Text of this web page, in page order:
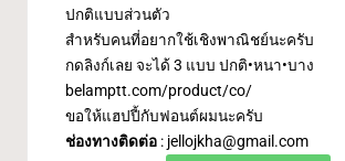
ปกติแบบส่วนตัว
สำหรับคนที่อยากใช้เชิงพาณิชย์นะครับ
กดลิงก์เลย จะได้ 3 แบบ ปกติ•หนา•บาง
belamptt.com/product/co/
ขอให้แฮปปี้กับฟอนต์ผมนะครับ
ช่องทางติดต่อ : jellojkha@gmail.com